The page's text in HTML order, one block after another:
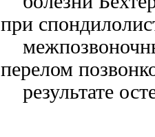
при
перелом
результате